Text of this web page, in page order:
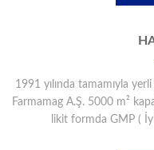
1991 yılında tamamıyla
Farmamag A.Ş. 5000 m²
likit formda GMP (